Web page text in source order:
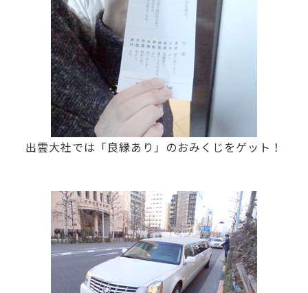
出雲大社では「良縁あり」のおみくじをゲット！